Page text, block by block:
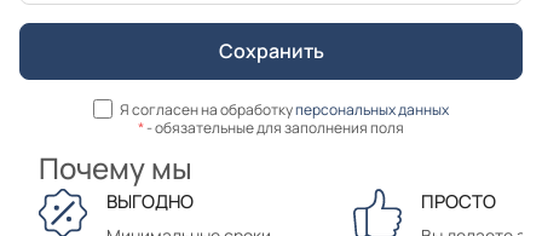
Я согласен на обработкуперсональных данных
*- обязательные для заполнения поля
Почему мы
ВЫГОДНО ПРОСТО